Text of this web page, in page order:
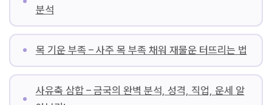
분석
목 기운 부족 – 사주 목 부족 채워 재물운 터뜨리는 법
사유축 삼합 – 금국의 완벽 분석, 성격, 직업, 운세 알